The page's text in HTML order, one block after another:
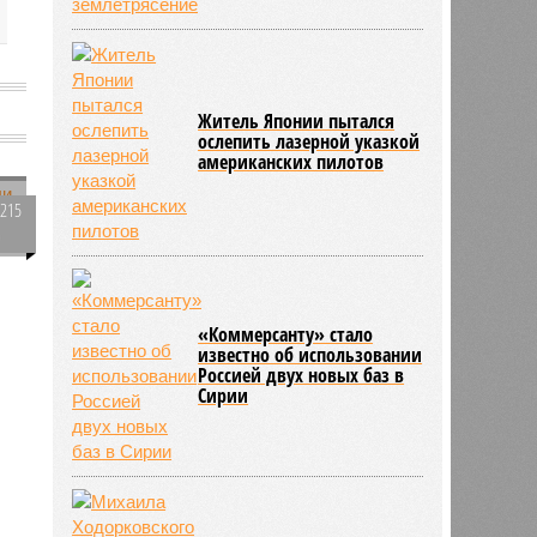
Житель Японии пытался
ослепить лазерной указкой
американских пилотов
«Коммерсанту» стало
известно об использовании
Россией двух новых баз в
Сирии